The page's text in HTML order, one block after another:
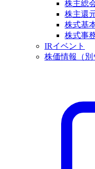
株主総
株主還
株式基
株式事
IRイベント
株価情報
（